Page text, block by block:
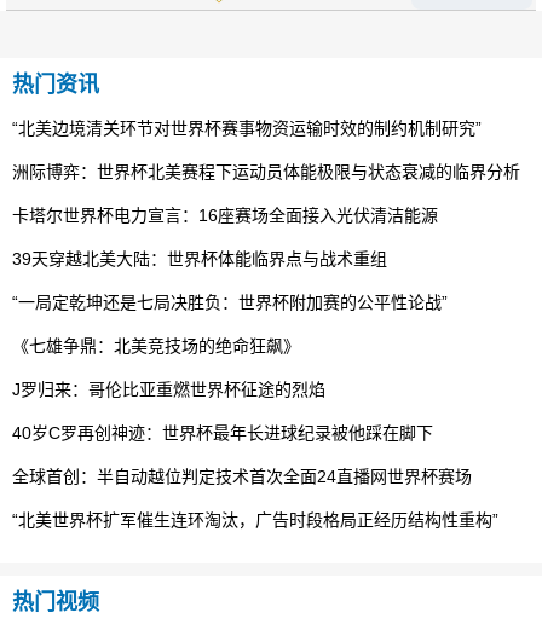
热门资讯
“北美边境清关环节对世界杯赛事物资运输时效的制约机制研究”
洲际博弈：世界杯北美赛程下运动员体能极限与状态衰减的临界分析
卡塔尔世界杯电力宣言：16座赛场全面接入光伏清洁能源
39天穿越北美大陆：世界杯体能临界点与战术重组
“一局定乾坤还是七局决胜负：世界杯附加赛的公平性论战”
《七雄争鼎：北美竞技场的绝命狂飙》
J罗归来：哥伦比亚重燃世界杯征途的烈焰
40岁C罗再创神迹：世界杯最年长进球纪录被他踩在脚下
全球首创：半自动越位判定技术首次全面24直播网世界杯赛场
“北美世界杯扩军催生连环淘汰，广告时段格局正经历结构性重构”
热门视频